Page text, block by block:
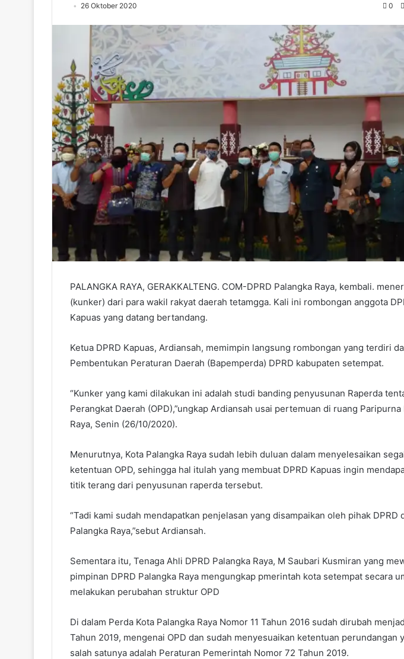
26 Oktober 2020 0
PALANGKA RAYA, GERAKKALTENG. COM-DPRD Palangka Raya, kembali.
(kunker) dari para wakil rakyat daerah tetamgga. Kali ini rombongan anggota
Kapuas yang datang bertandang.
Ketua DPRD Kapuas, Ardiansah, memimpin langsung rombongan yang terdiri
Pembentukan Peraturan Daerah (Bapemperda) DPRD kabupaten setempat.
“Kunker yang kami dilakukan ini adalah studi banding penyusunan Raperda
Perangkat Daerah (OPD),”ungkap Ardiansah usai pertemuan di ruang Paripurna
Raya, Senin (26/10/2020).
Menurutnya, Kota Palangka Raya sudah lebih duluan dalam menyelesaikan
ketentuan OPD, sehingga hal itulah yang membuat DPRD Kapuas ingin
titik terang dari penyusunan raperda tersebut.
“Tadi kami sudah mendapatkan penjelasan yang disampaikan oleh pihak DPRD
Palangka Raya,”sebut Ardiansah.
Sementara itu, Tenaga Ahli DPRD Palangka Raya, M Saubari Kusmiran yang
pimpinan DPRD Palangka Raya mengungkap pmerintah kota setempat secara
melakukan perubahan struktur OPD
Di dalam Perda Kota Palangka Raya Nomor 11 Tahun 2016 sudah dirubah
Tahun 2019, mengenai OPD dan sudah menyesuaikan ketentuan perundangan
salah satunya adalah Peraturan Pemerintah Nomor 72 Tahun 2019.